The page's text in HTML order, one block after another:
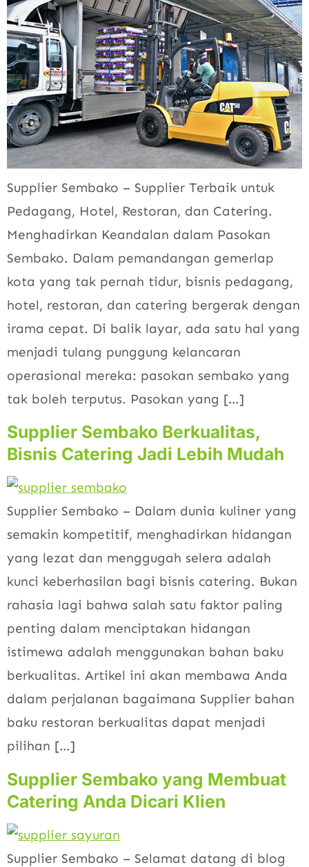
Supplier Sembako – Supplier Terbaik untuk
Pedagang, Hotel, Restoran, dan Catering.
Menghadirkan Keandalan dalam Pasokan
Sembako. Dalam pemandangan gemerlap
kota yang tak pernah tidur, bisnis pedagang,
hotel, restoran, dan catering bergerak dengan
irama cepat. Di balik layar, ada satu hal yang
menjadi tulang punggung kelancaran
operasional mereka: pasokan sembako yang
tak boleh terputus. Pasokan yang […]
Supplier Sembako Berkualitas,
Bisnis Catering Jadi Lebih Mudah
Supplier Sembako – Dalam dunia kuliner yang
semakin kompetitif, menghadirkan hidangan
yang lezat dan menggugah selera adalah
kunci keberhasilan bagi bisnis catering. Bukan
rahasia lagi bahwa salah satu faktor paling
penting dalam menciptakan hidangan
istimewa adalah menggunakan bahan baku
berkualitas. Artikel ini akan membawa Anda
dalam perjalanan bagaimana Supplier bahan
baku restoran berkualitas dapat menjadi
pilihan […]
Supplier Sembako yang Membuat
Catering Anda Dicari Klien
Supplier Sembako – Selamat datang di blog